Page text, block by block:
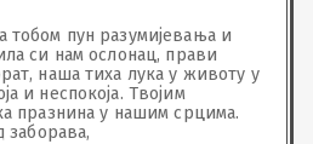
пун разумијевања и
си нам ослонац, прави
наша тиха лука у животу у
и неспокоја. Твојим
празнина у нашим срцима.
заборава,